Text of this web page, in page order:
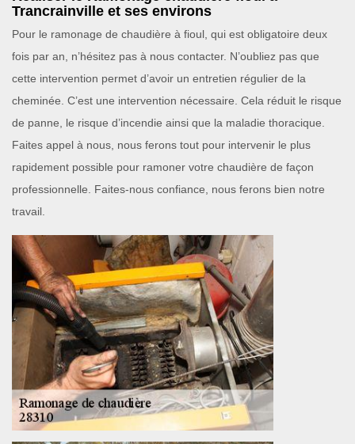
Trancrainville et ses environs
Pour le ramonage de chaudière à fioul, qui est obligatoire deux
fois par an, n’hésitez pas à nous contacter. N’oubliez pas que
cette intervention permet d’avoir un entretien régulier de la
cheminée. C’est une intervention nécessaire. Cela réduit le risque
de panne, le risque d’incendie ainsi que la maladie thoracique.
Faites appel à nous, nous ferons tout pour intervenir le plus
rapidement possible pour ramoner votre chaudière de façon
professionnelle. Faites-nous confiance, nous ferons bien notre
travail.